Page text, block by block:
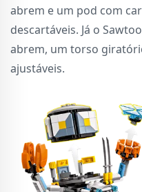
abrem e um pod com
descartáveis. Já o
abrem, um torso
ajustáveis.